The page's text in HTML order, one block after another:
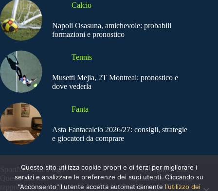
Calcio
Napoli Osasuna, amichevole: probabili
formazioni e pronostico
Tennis
Musetti Mejia, 2T Montreal: pronostico e
dove vederla
Fanta
Asta Fantacalcio 2026/27: consigli, strategie
e giocatori da comprare
SportNews.BetFlag -
Questo sito non
rappresenta una testata
Copyright © 2025
SportNews BetFlag
Sede Legale: Via degli
Questo sito utilizza cookie propri e di terzi per migliorare i
servizi e analizzare le preferenze dei suoi utenti. Cliccando su
"Acconsento" l'utente accetta automaticamente l'utilizzo dei